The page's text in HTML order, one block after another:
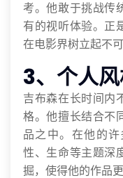
考。他敢于挑战传
有的视听体验。正
在电影界树立起不
3、个人
吉布森在长时间内
格。他擅长结合不
品之中。在他的
性、生命等主题深
掘，使得他的作品